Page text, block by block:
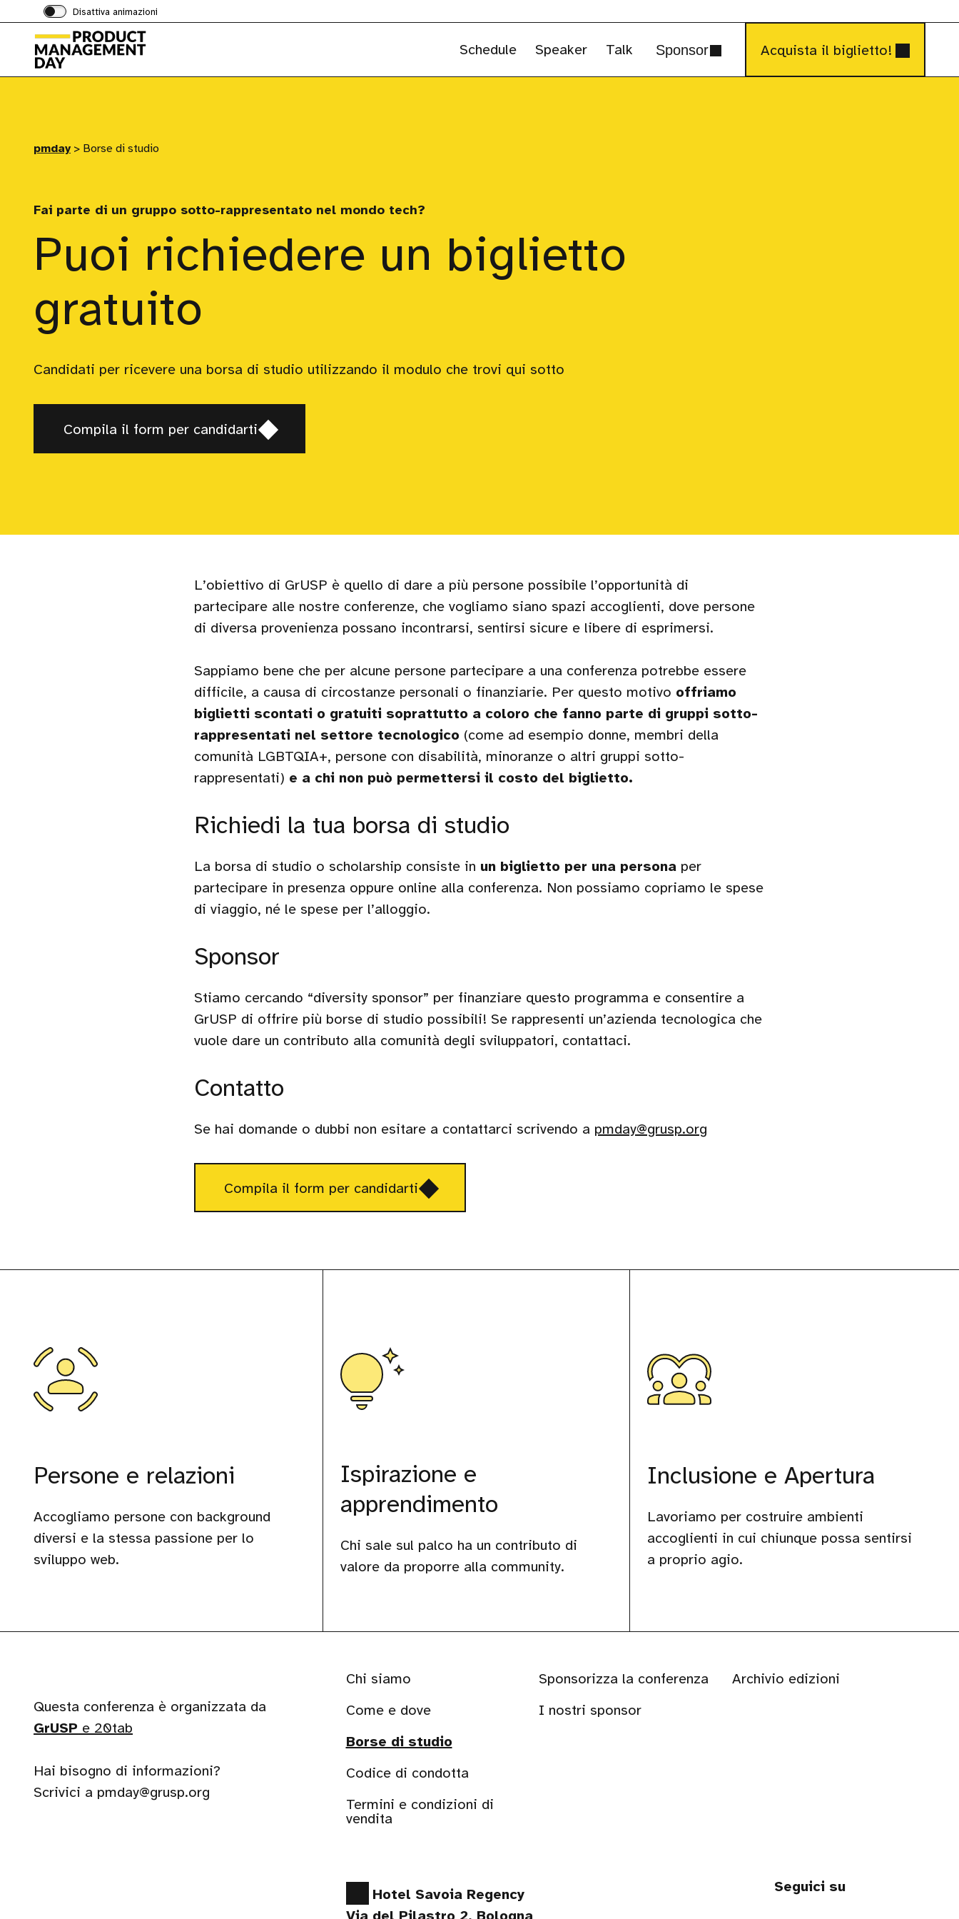
Disattiva animazioni
Schedule Speaker Talk Sponsor Acquista il biglietto!
pmday > Borse di studio
Fai parte di un gruppo sotto-rappresentato nel mondo tech?
Puoi richiedere un biglietto
gratuito
Candidati per ricevere una borsa di studio utilizzando il modulo che trovi qui sotto
Compila il form per candidartiSi
apre
in
L’obiettivo di GrUSP è quello di dare a più persone possibile l’opportunità di
partecipare alle nostre conferenze, che vogliamo siano spazi accoglienti, dove persone
di diversa provenienza possano incontrarsi, sentirsi sicure e libere di esprimersi.
Sappiamo bene che per alcune persone partecipare a una conferenza potrebbe essere
difficile, a causa di circostanze personali o finanziarie. Per questo motivo offriamo
biglietti scontati o gratuiti soprattutto a coloro che fanno parte di gruppi sotto-
rappresentati nel settore tecnologico (come ad esempio donne, membri della
comunità LGBTQIA+, persone con disabilità, minoranze o altri gruppi sotto-
rappresentati) e a chi non può permettersi il costo del biglietto.
Richiedi la tua borsa di studio
La borsa di studio o scholarship consiste in un biglietto per una persona per
partecipare in presenza oppure online alla conferenza. Non possiamo copriamo le spese
di viaggio, né le spese per l’alloggio.
Sponsor
Stiamo cercando “diversity sponsor” per finanziare questo programma e consentire a
GrUSP di offrire più borse di studio possibili! Se rappresenti un’azienda tecnologica che
vuole dare un contributo alla comunità degli sviluppatori, contattaci.
Contatto
Se hai domande o dubbi non esitare a contattarci scrivendo a pmday@grusp.org
Compila il form per candidartiSi
apre
in
Persone e relazioni
Accogliamo persone con background
diversi e la stessa passione per lo
sviluppo web.
Ispirazione e
apprendimento
Chi sale sul palco ha un contributo di
valore da proporre alla community.
Inclusione e Apertura
Lavoriamo per costruire ambienti
accoglienti in cui chiunque possa sentirsi
a proprio agio.
Questa conferenza è organizzata da
GrUSP e 20tab
Hai bisogno di informazioni?
Scrivici a pmday@grusp.org
Chi siamo
Come e dove
Borse di studio
Codice di condotta
Termini e condizioni di
vendita
Sponsorizza la conferenza
I nostri sponsor
Archivio edizioni
Hotel Savoia Regency
Seguici su